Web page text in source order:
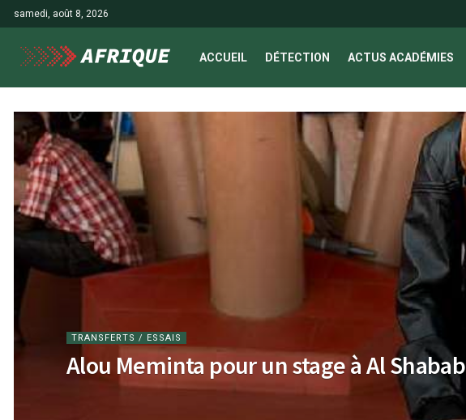
samedi, août 8, 2026
ACCUEIL DÉTECTION ACTUS ACADÉMIES
TRANSFERTS / ESSAIS
Alou Meminta pour un stage à Al Shabab